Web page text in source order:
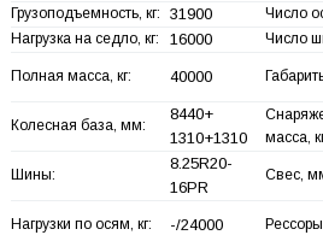
Грузоподъемность, кг: 31900 Число
Нагрузка на седло, кг: 16000 Число
Полная масса, кг: 40000
Колесная база, мм:
8440+
1310+1310
масса,
Шины:
8.25R20-
16PR
Свес,
Нагрузки по осям, кг: -/24000